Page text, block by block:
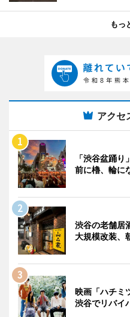
もっ
アクセ
「渋谷盆踊
前に櫓、輪に
渋谷の老舗居
大規模改装、
映画「ハチミ
渋谷でリバイ